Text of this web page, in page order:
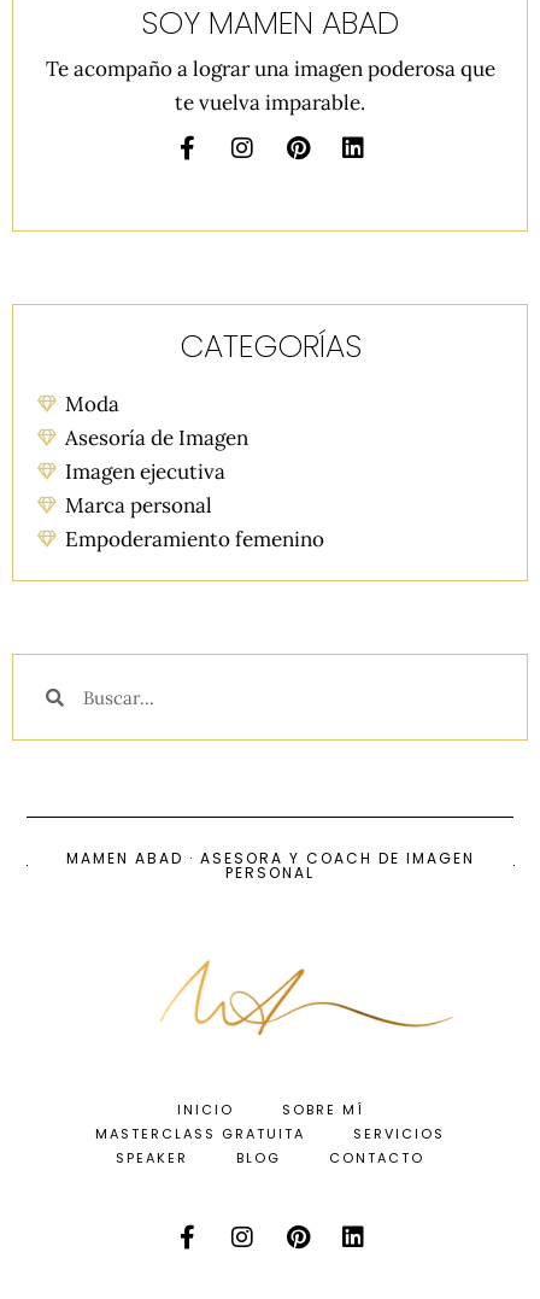
SOY MAMEN ABAD
Te acompaño a lograr una imagen poderosa que
te vuelva imparable.
CATEGORÍAS
Moda
Asesoría de Imagen
Imagen ejecutiva
Marca personal
Empoderamiento femenino
MAMEN ABAD · ASESORA Y COACH DE IMAGEN
PERSONAL
INICIO
SOBRE MÍ
MASTERCLASS GRATUITA
SERVICIOS
SPEAKER
BLOG CONTACTO